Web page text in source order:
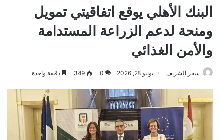
البنك الأهلي يوقع اتفاقيتي تمويل
ومنحة لدعم الزراعة المستدامة
والأمن الغذائي
سحر الشريف يونيو 28, 2026 0
349 دقيقة واحدة